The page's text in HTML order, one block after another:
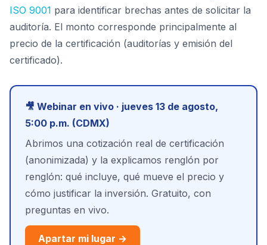
ISO 9001 para identificar brechas antes de solicitar la
auditoría. El monto corresponde principalmente al
precio de la certificación (auditorías y emisión del
certificado).
🎥 Webinar en vivo · jueves 13 de agosto,
5:00 p.m. (CDMX)
Abrimos una cotización real de certificación
(anonimizada) y la explicamos renglón por
renglón: qué incluye, qué mueve el precio y
cómo justificar la inversión. Gratuito, con
preguntas en vivo.
Apartar mi lugar →